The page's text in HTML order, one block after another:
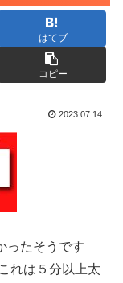
はてブ
コピー
2023.07.14
ったそうです
れは５分以上太